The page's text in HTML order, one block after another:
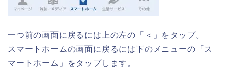
一つ前の画面に戻るには上の左の「＜」をタップ。
スマートホームの画面に戻るには下のメニューの「ス
マートホーム」をタップします。